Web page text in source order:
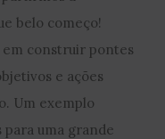
belo começo!
em construir pontes
e ações
Um exemplo
para uma grande